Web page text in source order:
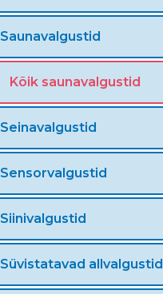
Saunavalgustid
Kõik saunavalgustid
Seinavalgustid
Sensorvalgustid
Siinivalgustid
Süvistatavad allvalgustid